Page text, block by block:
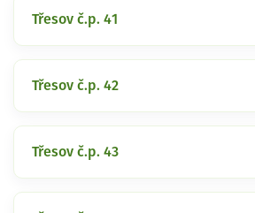
Třesov č.p. 41
Třesov č.p. 42
Třesov č.p. 43